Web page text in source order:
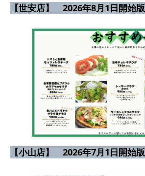
【世安店】 2026年8月1日開始版
【小山店】 2026年7月1日開始版